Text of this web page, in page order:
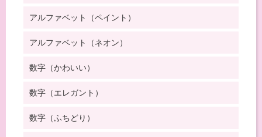
アルファベット（ペイント）
アルファベット（ネオン）
数字（かわいい）
数字（エレガント）
数字（ふちどり）